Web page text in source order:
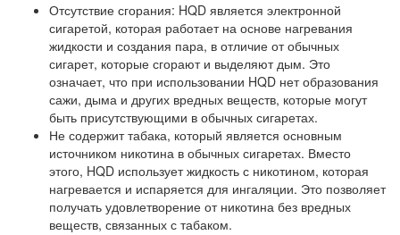
Отсутствие сгорания: HQD является электронной
сигаретой, которая работает на основе нагревания
жидкости и создания пара, в отличие от обычных
сигарет, которые сгорают и выделяют дым. Это
означает, что при использовании HQD нет образования
сажи, дыма и других вредных веществ, которые могут
быть присутствующими в обычных сигаретах.
Не содержит табака, который является основным
источником никотина в обычных сигаретах. Вместо
этого, HQD использует жидкость с никотином, которая
нагревается и испаряется для ингаляции. Это позволяет
получать удовлетворение от никотина без вредных
веществ, связанных с табаком.